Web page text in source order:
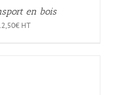
en bois
€HT